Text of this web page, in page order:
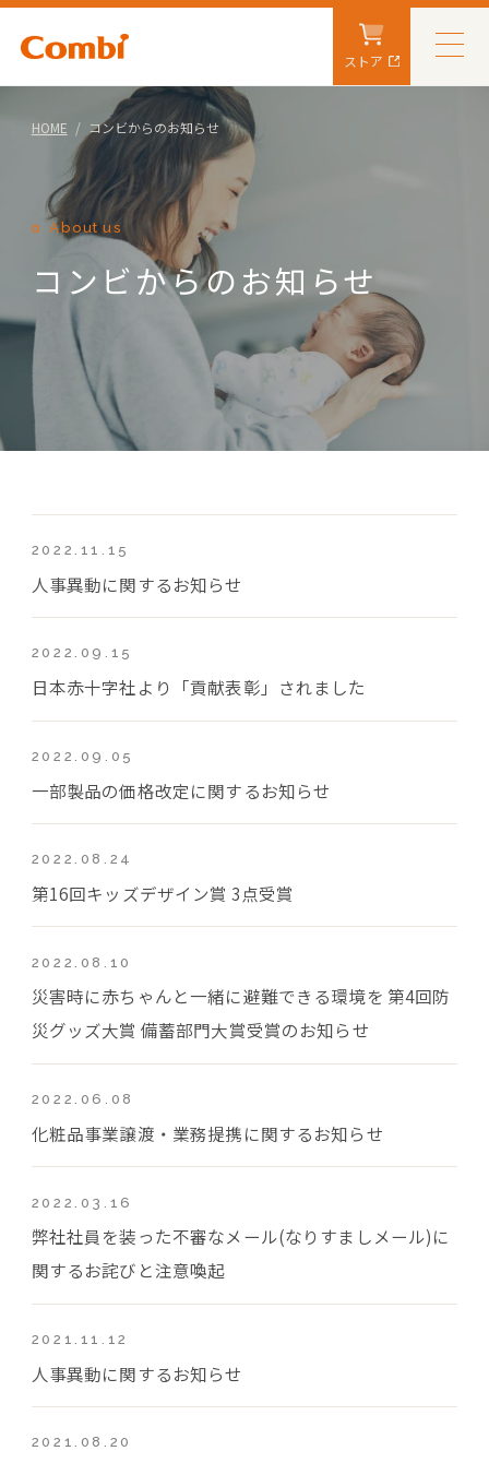
ストア
HOME コンビからのお知らせ
About us
コンビからのお知らせ
2022.11.15
人事異動に関するお知らせ
2022.09.15
日本赤十字社より「貢献表彰」されました
2022.09.05
一部製品の価格改定に関するお知らせ
2022.08.24
第16回キッズデザイン賞 3点受賞
2022.08.10
災害時に赤ちゃんと一緒に避難できる環境を 第4回防
災グッズ大賞 備蓄部門大賞受賞のお知らせ
2022.06.08
化粧品事業譲渡・業務提携に関するお知らせ
2022.03.16
弊社社員を装った不審なメール(なりすましメール)に
関するお詫びと注意喚起
2021.11.12
人事異動に関するお知らせ
2021.08.20